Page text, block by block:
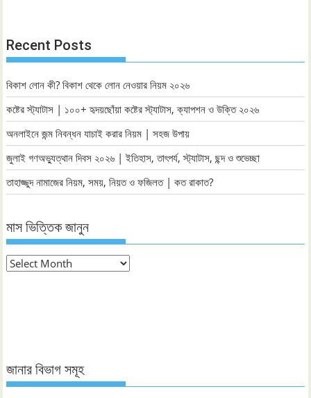
Recent Posts
বিকাশ লোন কী? বিকাশ থেকে লোন নেওয়ার নিয়ম ২০২৬
কষ্টের স্ট্যাটাস | ১০০+ হৃদয়ছোঁয়া কষ্টের স্ট্যাটাস, ক্যাপশন ও উক্তি ২০২৬
অনলাইনে জন্ম নিবন্ধন যাচাই করার নিয়ম | সহজ উপায়
জুলাই গণঅভ্যুত্থান দিবস ২০২৬ | ইতিহাস, তাৎপর্য, স্ট্যাটাস, ছন্দ ও শুভেচ্ছা
তাহাজ্জুদ নামাজের নিয়ম, সময়, নিয়ত ও ফজিলত | কত রাকাত?
মাস ভিত্তিক জানুন
মাস
জানার বিভাগ সমূহ